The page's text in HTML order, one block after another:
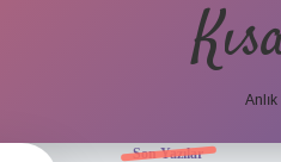
Son Yazılar